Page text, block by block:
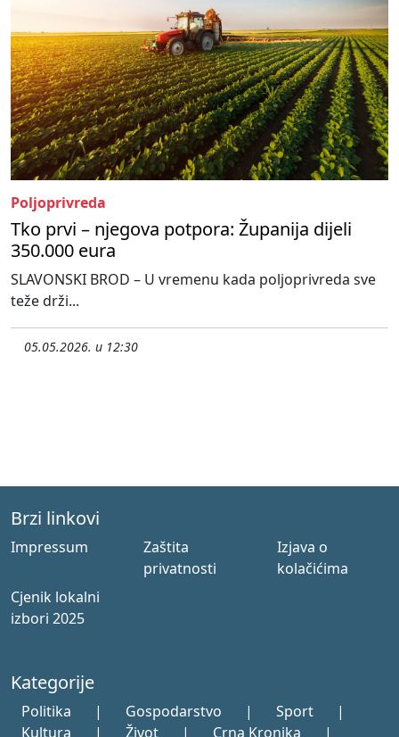
Poljoprivreda
Tko prvi – njegova potpora: Županija dijeli
350.000 eura
SLAVONSKI BROD – U vremenu kada poljoprivreda sve
teže drži...
05.05.2026. u 12:30
Brzi linkovi
Impressum
Zaštita
privatnosti
Izjava o
kolačićima
Cjenik lokalni
izbori 2025
Kategorije
Politika | Gospodarstvo | Sport
|
Kultura
| Život | Crna Kronika |